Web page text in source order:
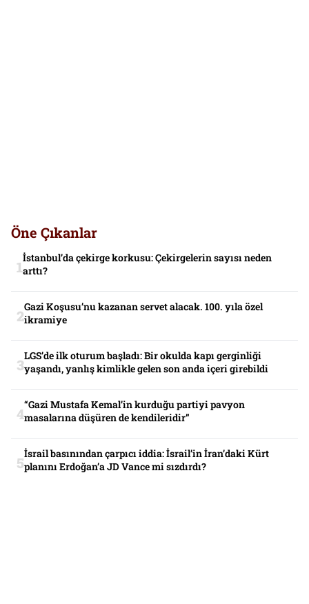
Öne Çıkanlar
İstanbul’da çekirge korkusu: Çekirgelerin sayısı neden
arttı?
Gazi Koşusu’nu kazanan servet alacak. 100. yıla özel
ikramiye
LGS’de ilk oturum başladı: Bir okulda kapı gerginliği
yaşandı, yanlış kimlikle gelen son anda içeri girebildi
“Gazi Mustafa Kemal’in kurduğu partiyi pavyon
masalarına düşüren de kendileridir”
İsrail basınından çarpıcı iddia: İsrail’in İran’daki Kürt
planını Erdoğan’a JD Vance mi sızdırdı?